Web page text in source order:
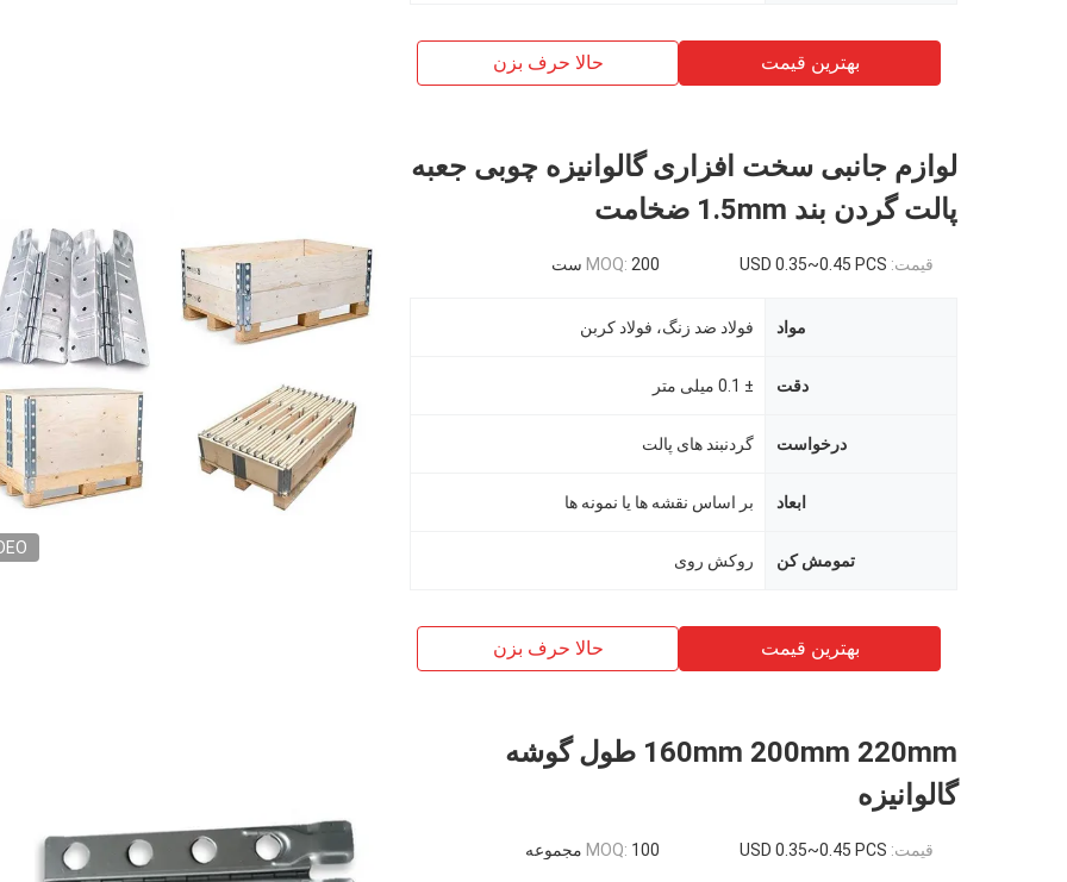
بهترین قیمت حالا حرف بزن
لوازم جانبی سخت افزاری گالوانیزه چوبی جعبه
پالت گردن بند 1.5mm ضخامت
قیمت: USD 0.35~0.45 PCS
MOQ: 200 ست
مواد فولاد ضد زنگ، فولاد کربن
دقت ± 0.1 میلی متر
درخواست گردنبند های پالت
ابعاد بر اساس نقشه ها یا نمونه ها
تمومش کن روکش روی
بهترین قیمت حالا حرف بزن
160mm 200mm 220mm طول گوشه
گالوانیزه
قیمت: USD 0.35~0.45 PCS
MOQ: 100 مجموعه